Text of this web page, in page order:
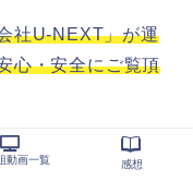
社U-NEXT」が運
心・安全にご覧頂
動画一覧 感想